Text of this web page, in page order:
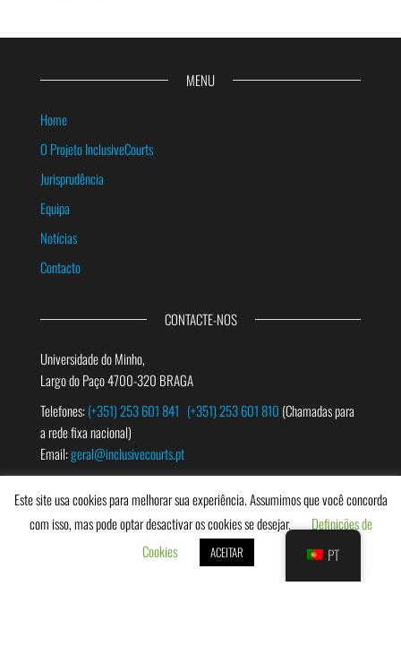
MENU
Home
O Projeto InclusiveCourts
Jurisprudência
Equipa
Notícias
Contacto
CONTACTE-NOS
Universidade do Minho,
Largo do Paço 4700-320 BRAGA
Telefones:(+351) 253 601 841 (+351) 253 601 810 (Chamadas para
a rede fixa nacional)
Email:geral@inclusivecourts.pt
PESQUISAR
Este site usa cookies para melhorar sua experiência. Assumimos que você concorda
com isso, mas pode optar desactivar os cookies se desejar.
Definições de
Cookies
ACEITAR PT